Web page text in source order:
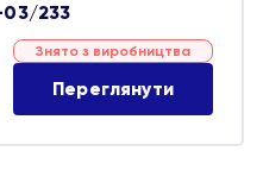
233
Знято з виробництва
Переглянути